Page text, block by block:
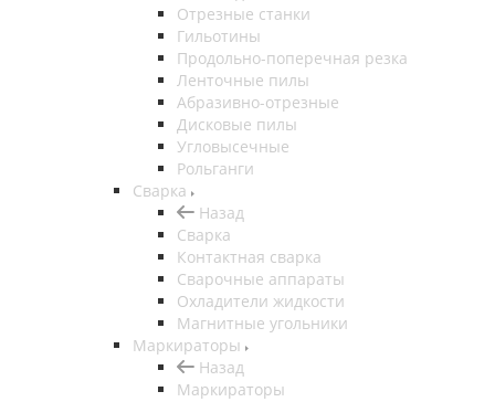
Отрезные станки
Гильотины
Продольно-поперечная резка
Ленточные пилы
Абразивно-отрезные
Дисковые пилы
Угловысечные
Рольганги
Сварка
Назад
Сварка
Контактная сварка
Сварочные аппараты
Охладители жидкости
Магнитные угольники
Маркираторы
Назад
Маркираторы